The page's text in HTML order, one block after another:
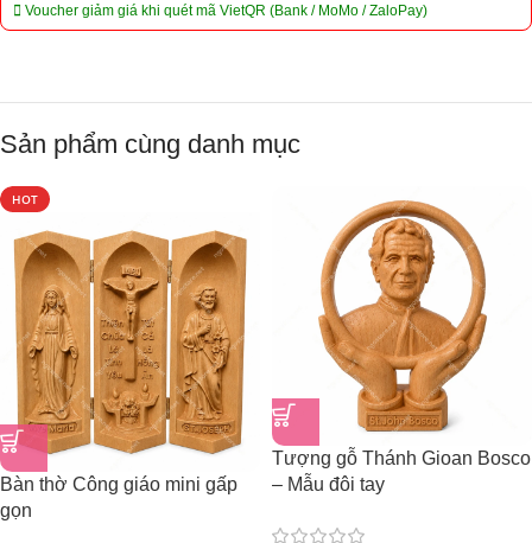
Voucher giảm giá khi quét mã VietQR (Bank / MoMo / ZaloPay)
Sản phẩm cùng danh mục
HOT
Bàn thờ Công giáo mini gấp
gọn
Tượng gỗ Thánh Gioan Bosco
– Mẫu đôi tay